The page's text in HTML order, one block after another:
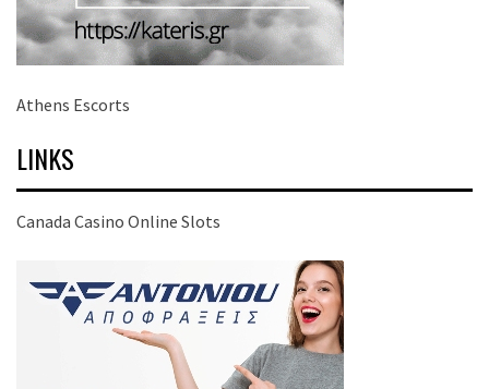
Athens Escorts
LINKS
Canada Casino Online Slots